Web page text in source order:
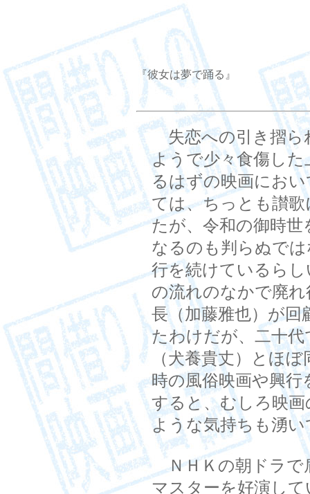
『彼女は夢で踊る』
失恋への引き摺ら
ようで少々食傷し
るはずの映画にお
ては、ちっとも讃
たが、令和の御時
なるのも判らぬで
行を続けているら
の流れのなかで廃
長（加藤雅也）が回
たわけだが、二十
（犬養貴丈）とほ
時の風俗映画や興
すると、むしろ映
ような気持ちも湧
ＮＨＫの朝ドラで
マスターを好演し